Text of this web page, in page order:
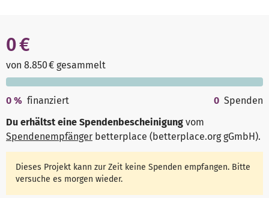
0 €
von 8.850 € gesammelt
0 % finanziert 0 Spenden
Du erhältst eine Spendenbescheinigung vom
Spendenempfänger betterplace (betterplace.org gGmbH).
Dieses Projekt kann zur Zeit keine Spenden empfangen. Bitte
versuche es morgen wieder.